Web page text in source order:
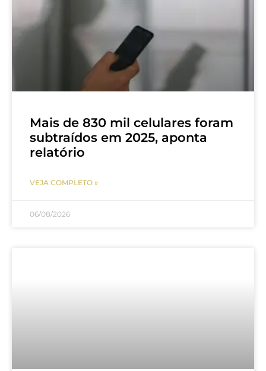
Mais de 830 mil celulares foram
subtraídos em 2025, aponta
relatório
VEJA COMPLETO »
06/08/2026